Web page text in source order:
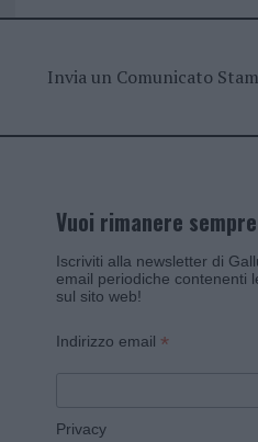
Invia un Comunicato
Vuoi rimanere
Iscriviti alla newsletter di
email periodiche contenenti
sul sito web!
Indirizzo email *
Privacy